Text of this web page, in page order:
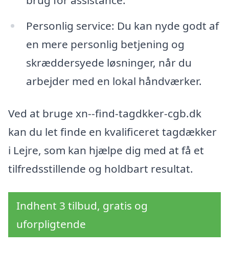
Personlig service: Du kan nyde godt af
en mere personlig betjening og
skræddersyede løsninger, når du
arbejder med en lokal håndværker.
Ved at bruge xn--find-tagdkker-cgb.dk
kan du let finde en kvalificeret tagdækker
i Lejre, som kan hjælpe dig med at få et
tilfredsstillende og holdbart resultat.
Indhent 3 tilbud, gratis og
uforpligtende